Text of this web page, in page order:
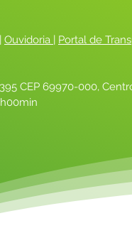
| Ouvidoria | Portal de
CEP 69970-000,